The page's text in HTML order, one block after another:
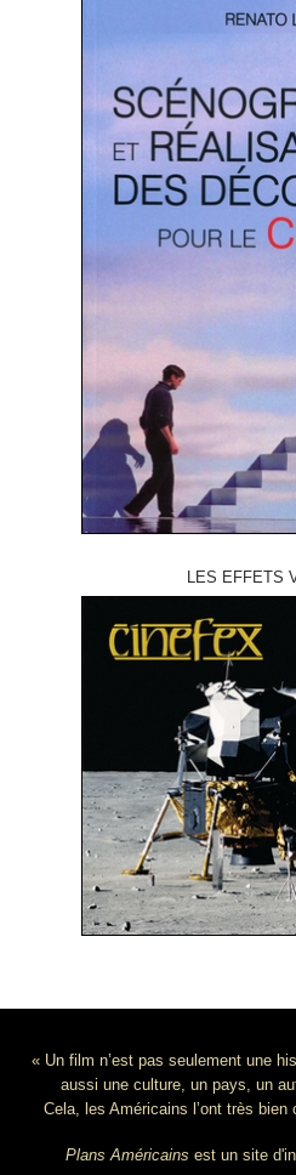
LES EFFETS
« Un film n’est pas seulement une
aussi une culture, un pays, un
Cela, les Américains l’ont très
Plans Américains est un site